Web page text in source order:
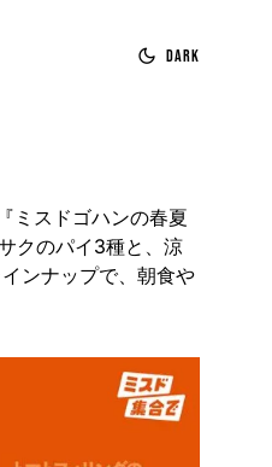
Dark
ミスドゴハンの春夏
クのパイ3種と、涼
ンナップで、朝食や